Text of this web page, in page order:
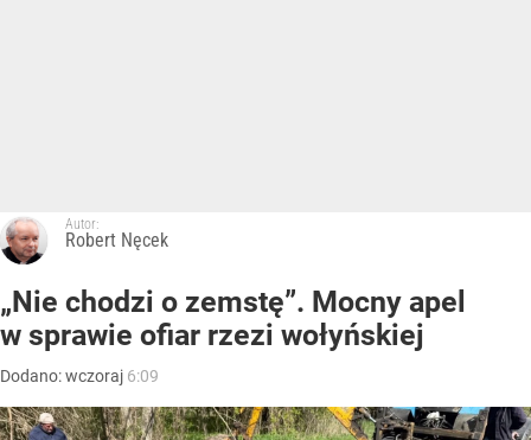
Autor:
Robert Nęcek
„Nie chodzi o zemstę”. Mocny apel
w sprawie ofiar rzezi wołyńskiej
Dodano:wczoraj 6:09